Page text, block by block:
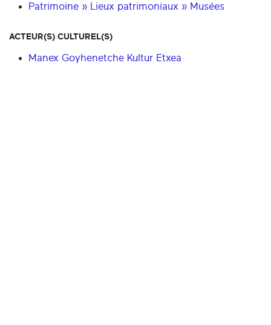
Patrimoine » Lieux patrimoniaux » Musées
ACTEUR(S) CULTUREL(S)
Manex Goyhenetche Kultur Etxea